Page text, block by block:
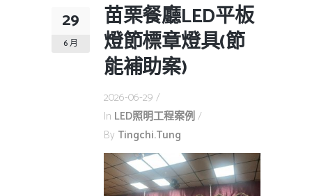
29
6 月
苗栗餐廳LED平板
燈節標章燈具(節
能補助案)
2026-06-29
In LED照明工程案例
By Tingchi.tung